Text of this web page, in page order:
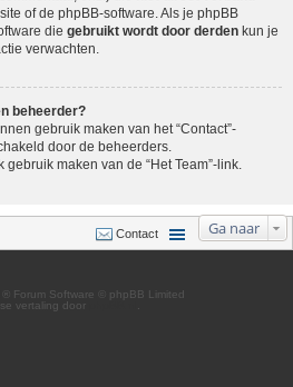
of de phpBB-software. Als je phpBB
die gebruikt wordt door derden kun je
verwachten.
beheerder?
gebruik maken van het “Contact”-
door de beheerders.
maken van de “Het Team”-link.
Ga naar
Contact
® Forum Software © phpBB Limited
vertaling door
.